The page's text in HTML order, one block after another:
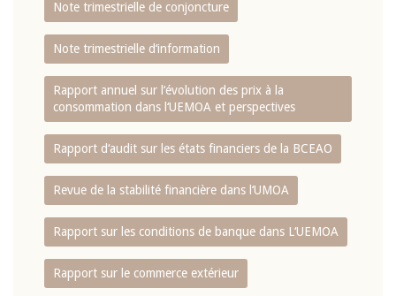
Note trimestrielle de conjoncture
Note trimestrielle d‘information
Rapport annuel sur l‘évolution des prix à la
consommation dans l‘UEMOA et perspectives
Rapport d‘audit sur les états financiers de la BCEAO
Revue de la stabilité financière dans l‘UMOA
Rapport sur les conditions de banque dans L‘UEMOA
Rapport sur le commerce extérieur